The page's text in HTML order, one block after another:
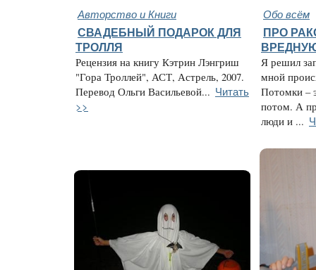
Авторство и Книги Обо всём
СВАДЕБНЫЙ ПОДАРОК ДЛЯ
ТРОЛЛЯ
Рецензия на книгу Кэтрин Лэнгриш
"Гора Троллей", АСТ, Астрель, 2007.
Перевод Ольги Васильевой... Читать
>>
ПРО
Я решил
мной
Потомки –
потом. А
люди и ...